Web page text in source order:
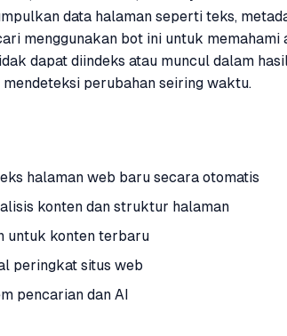
data halaman seperti teks,
menggunakan bot ini untuk
dapat diindeks atau muncul dalam
perubahan seiring waktu.
halaman web baru secara otomatis
konten dan struktur halaman
untuk konten terbaru
peringkat situs web
pencarian dan AI